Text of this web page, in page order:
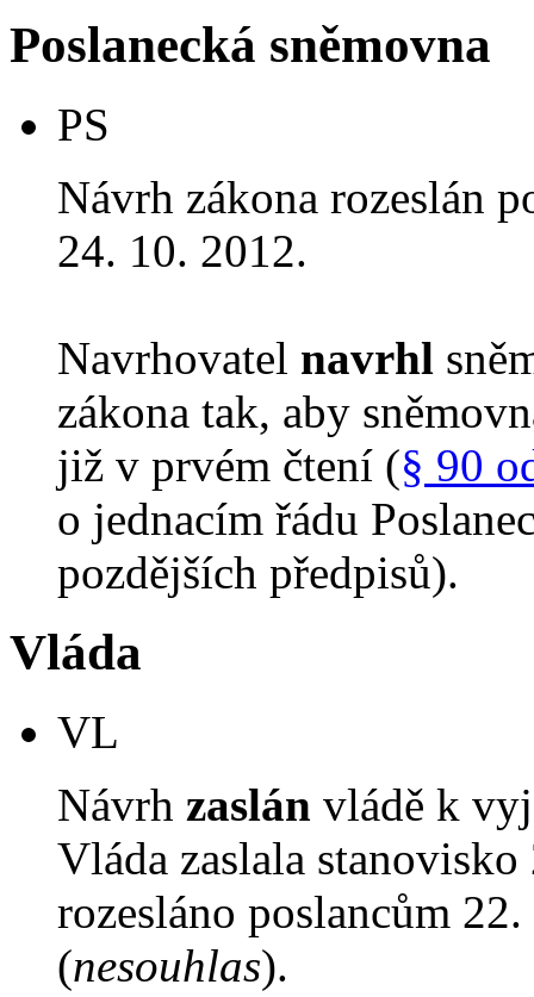
Poslanecká sněmovna
PS
Návrh zákona rozeslán
24. 10. 2012.
Navrhovatel navrhl
zákona tak, aby
již v prvém čtení (§ 90
o jednacím řádu
pozdějších předpisů).
Vláda
VL
Návrh zaslán vládě k
Vláda zaslala
rozesláno poslancům
(nesouhlas).